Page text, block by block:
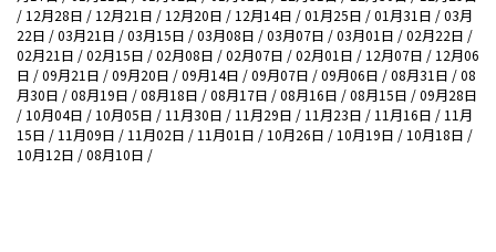
/ 12月28日 / 12月21日 / 12月20日 / 12月14日 / 01月25日 / 01月31日 / 03月
22日 / 03月21日 / 03月15日 / 03月08日 / 03月07日 / 03月01日 / 02月22日 /
02月21日 / 02月15日 / 02月08日 / 02月07日 / 02月01日 / 12月07日 / 12月06
日 / 09月21日 / 09月20日 / 09月14日 / 09月07日 / 09月06日 / 08月31日 / 08
月30日 / 08月19日 / 08月18日 / 08月17日 / 08月16日 / 08月15日 / 09月28日
/ 10月04日 / 10月05日 / 11月30日 / 11月29日 / 11月23日 / 11月16日 / 11月
15日 / 11月09日 / 11月02日 / 11月01日 / 10月26日 / 10月19日 / 10月18日 /
10月12日 / 08月10日 /